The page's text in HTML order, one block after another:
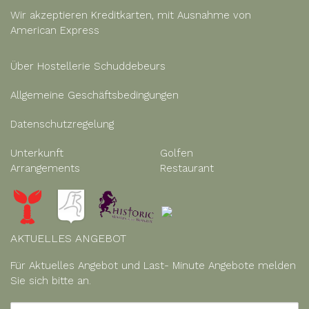
Wir akzeptieren Kreditkarten, mit Ausnahme von
American Express
Über Hostellerie Schuddebeurs
Allgemeine Geschäftsbedingungen
Datenschutzregelung
Unterkunft
Arrangements
Golfen
Restaurant
AKTUELLES ANGEBOT
Für Aktuelles Angebot und Last- Minute Angebote melden
Sie sich bitte an.